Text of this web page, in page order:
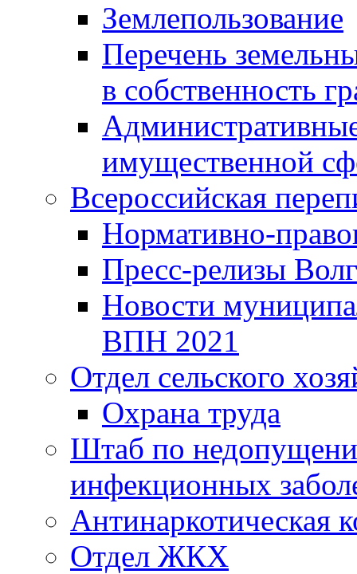
Землепользование
Перечень
в собственность
имущественной
Всероссийская
Нормативно-
Пресс-релизы
Новости
ВПН 2021
Отдел сельского
Охрана труда
Штаб по
инфекционных
Антинаркотическая
Отдел ЖКХ